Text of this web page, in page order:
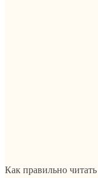
Как правильно читать